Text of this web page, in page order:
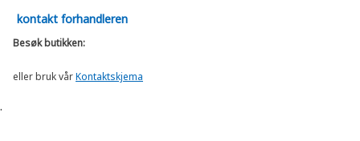
kontakt forhandleren
Besøk butikken:
eller bruk vårKontaktskjema
.